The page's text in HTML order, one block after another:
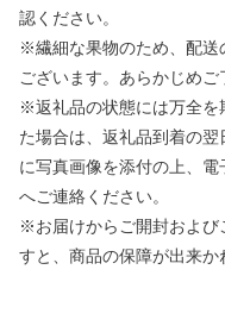
認ください。
※繊細な果物のため、配送
ございます。あらかじめご
※返礼品の状態には万全を
た場合は、返礼品到着の翌
に写真画像を添付の上、
へご連絡ください。
※お届けからご開封および
すと、商品の保障が出来か